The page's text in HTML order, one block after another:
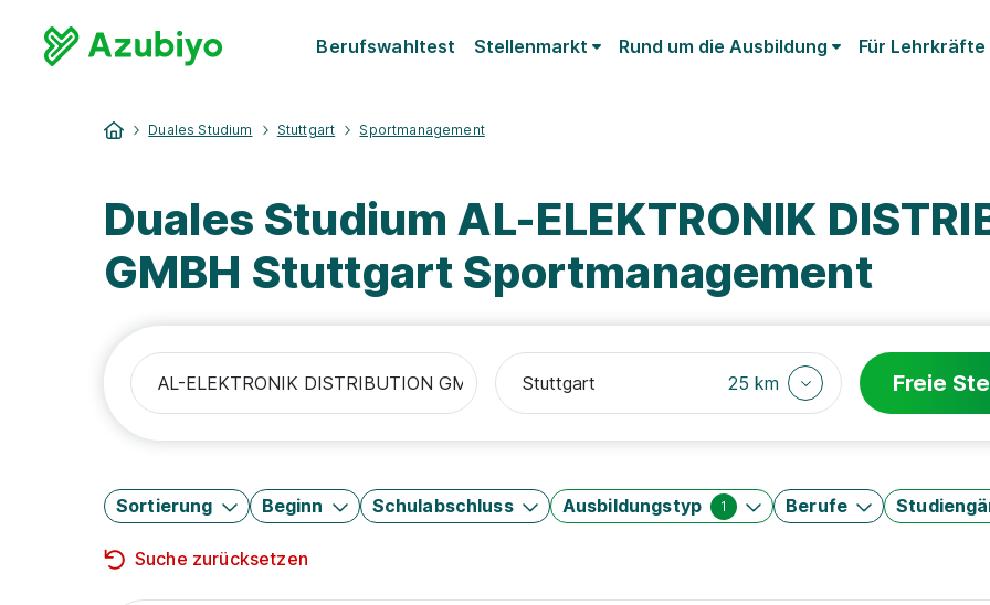
Berufswahltest Stellenmarkt Rund um die Ausbildung Für Lehrkräfte
Duales Studium Stuttgart Sportmanagement
Duales Studium AL-ELEKTRONIK
GMBH Stuttgart Sportmanagement
25 km Freie
Sortierung Beginn Schulabschluss Ausbildungstyp 1 Berufe
Suche zurücksetzen